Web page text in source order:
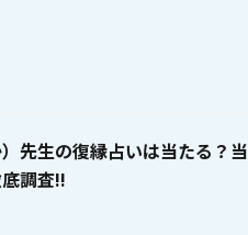
先生の復縁占いは当たる？当
調査!!